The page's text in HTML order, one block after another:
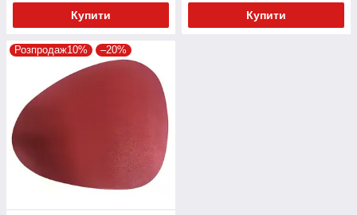
Купити Купити
Розпродаж10% –20%